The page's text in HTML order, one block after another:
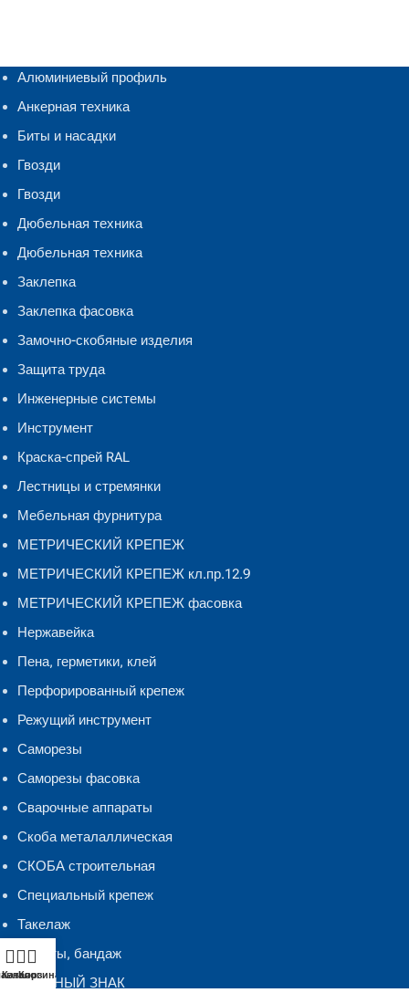
Алюминиевый профиль
Анкерная техника
Биты и насадки
Гвозди
Гвозди
Дюбельная техника
Дюбельная техника
Заклепка
Заклепка фасовка
Замочно-скобяные изделия
Защита труда
Инженерные системы
Инструмент
Краска-спрей RAL
Лестницы и стремянки
Мебельная фурнитура
МЕТРИЧЕСКИЙ КРЕПЕЖ
МЕТРИЧЕСКИЙ КРЕПЕЖ кл.пр.12.9
МЕТРИЧЕСКИЙ КРЕПЕЖ фасовка
Нержавейка
Пена, герметики, клей
Перфорированный крепеж
Режущий инструмент
Саморезы
Саморезы фасовка
Сварочные аппараты
Скоба металаллическая
СКОБА строительная
Специальный крепеж
Такелаж
Хомуты, бандаж
ЧЕСТНЫЙ ЗНАК
Каталог
Корзина